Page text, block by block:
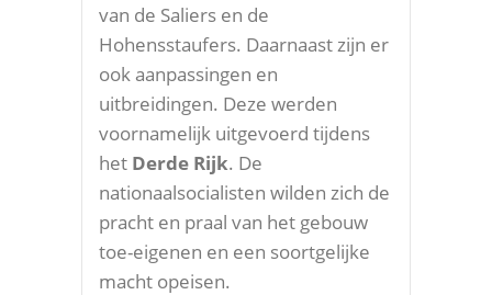
van de Saliers en de
Hohensstaufers. Daarnaast zijn er
ook aanpassingen en
uitbreidingen. Deze werden
voornamelijk uitgevoerd tijdens
het Derde Rijk. De
nationaalsocialisten wilden zich de
pracht en praal van het gebouw
toe-eigenen en een soortgelijke
macht opeisen.